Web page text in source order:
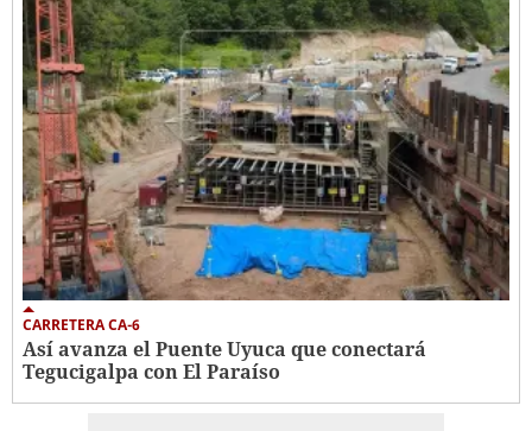
CARRETERA CA-6
Así avanza el Puente Uyuca que conectará
Tegucigalpa con El Paraíso